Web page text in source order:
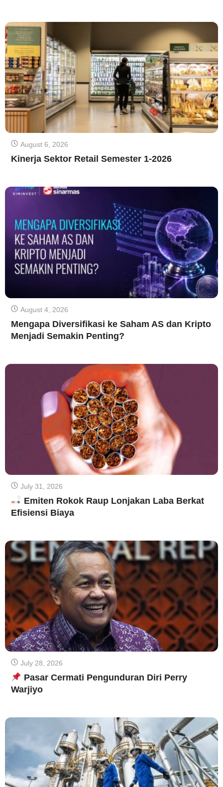
August 6, 2026
Kinerja Sektor Retail Semester 1-2026
August 4, 2026
Mengapa Diversifikasi ke Saham AS dan Kripto
Menjadi Semakin Penting?
July 31, 2026
Emiten Rokok Raup Lonjakan Laba Berkat
Efisiensi Biaya
July 28, 2026
Pasar Cermati Pengunduran Diri Perry
Warjiyo